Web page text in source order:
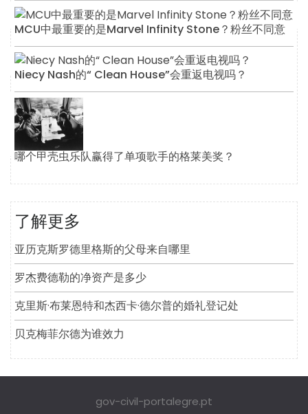
MCU中最重要的是Marvel Infinity Stone？粉丝不同意
Niecy Nash的“ Clean House”会重返电视吗？
哪个甲壳虫乐队赢得了单项歌手的格莱美奖？
了解更多
亚历克斯罗德里格斯的父母来自哪里
罗杰费德勒的净资产是多少
克里斯·布莱恩特和杰西卡·德尔普的婚礼登记处
贝克梅菲尔德为谁效力
gov-civil-portalegre.pt